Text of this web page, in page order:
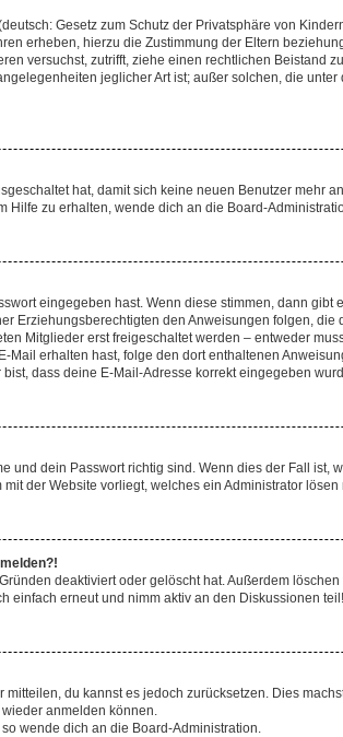
Gesetz zum Schutz der Privatsphäre von
erheben, hierzu die Zustimmung der Eltern
versuchst, zutrifft, ziehe einen rechtlichen Beistand
jeglicher Art ist; außer solchen, die
hat, damit sich keine neuen Benutzer mehr
Hilfe zu erhalten, wende dich an die Board-
eingegeben hast. Wenn diese stimmen, dann gibt
Erziehungsberechtigten den Anweisungen folgen,
Mitglieder erst freigeschaltet werden – entweder
erhalten hast, folge den dort enthaltenen
dass deine E-Mail-Adresse korrekt eingegeben
und dein Passwort richtig sind. Wenn dies der Fall
der Website vorliegt, welches ein Administrator lösen
deaktiviert oder gelöscht hat. Außerdem
einfach erneut und nimm aktiv an den Diskussionen teil!
du kannst es jedoch zurücksetzen. Dies
anmelden können.
wende dich an die Board-Administration.